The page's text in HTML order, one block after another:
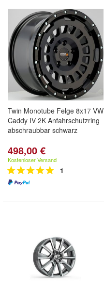
Twin Monotube Felge 8x17 VW
Caddy IV 2K Anfahrschutzring
abschraubbar schwarz
498,00 €
Kostenloser Versand
1